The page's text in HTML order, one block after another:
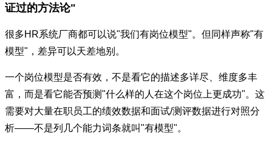
证过的方法论"
很多HR系统厂商都可以说"我们有岗位模型"。但同样声称"有
模型"，差异可以天差地别。
一个岗位模型是否有效，不是看它的描述多详尽、维度多丰
富，而是看它能否预测"什么样的人在这个岗位上更成功"。这
需要对大量在职员工的绩效数据和面试/测评数据进行对照分
析——不是列几个能力词条就叫"有模型"。